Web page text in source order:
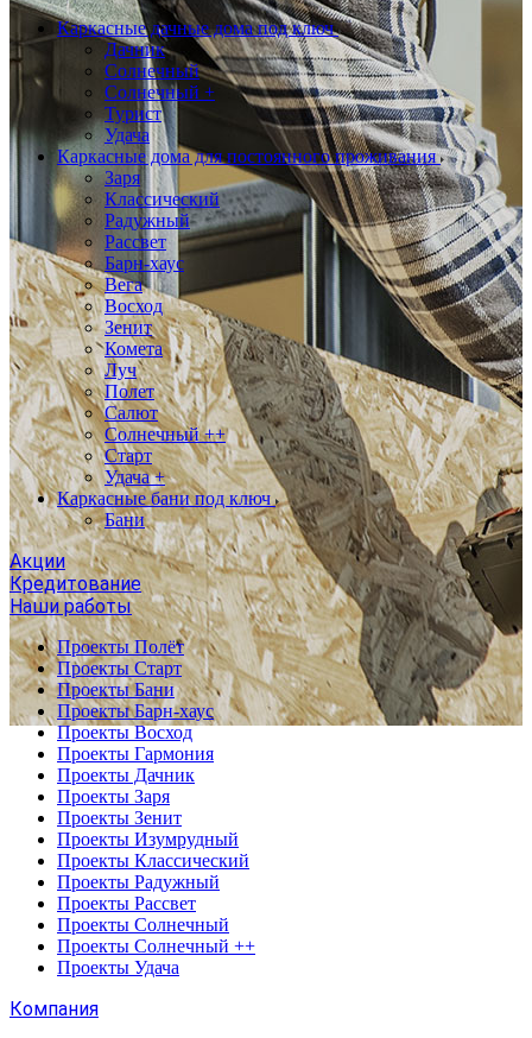
Каркасные дачные дома под ключ
Дачник
Солнечный
Солнечный +
Турист
Удача
Каркасные дома для постоянного проживания
Заря
Классический
Радужный
Рассвет
Барн-хаус
Вега
Восход
Зенит
Комета
Луч
Полет
Салют
Солнечный ++
Старт
Удача +
Каркасные бани под ключ
Бани
Акции
Кредитование
Наши работы
Проекты Полёт
Проекты Старт
Проекты Бани
Проекты Барн-хаус
Проекты Восход
Проекты Гармония
Проекты Дачник
Проекты Заря
Проекты Зенит
Проекты Изумрудный
Проекты Классический
Проекты Радужный
Проекты Рассвет
Проекты Солнечный
Проекты Солнечный ++
Проекты Удача
Компания